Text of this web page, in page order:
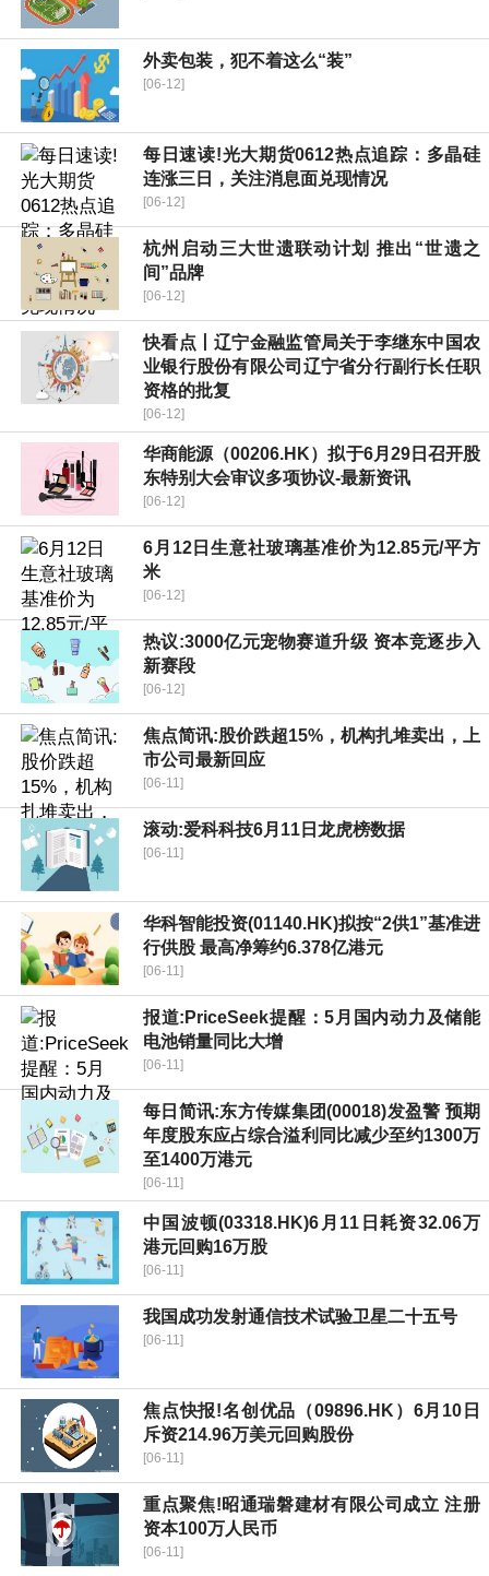
外卖包装，犯不着这么“装”
[06-12]
每日速读!光大期货0612热点追踪：多晶硅
连涨三日，关注消息面兑现情况
[06-12]
杭州启动三大世遗联动计划 推出“世遗之
间”品牌
[06-12]
快看点丨辽宁金融监管局关于李继东中国农
业银行股份有限公司辽宁省分行副行长任职
资格的批复
[06-12]
华商能源（00206.HK）拟于6月29日召开股
东特别大会审议多项协议-最新资讯
[06-12]
6月12日生意社玻璃基准价为12.85元/平方
米
[06-12]
热议:3000亿元宠物赛道升级 资本竞逐步入
新赛段
[06-12]
焦点简讯:股价跌超15%，机构扎堆卖出，上
市公司最新回应
[06-11]
滚动:爱科科技6月11日龙虎榜数据
[06-11]
华科智能投资(01140.HK)拟按“2供1”基准进
行供股 最高净筹约6.378亿港元
[06-11]
报道:PriceSeek提醒：5月国内动力及储能
电池销量同比大增
[06-11]
每日简讯:东方传媒集团(00018)发盈警 预期
年度股东应占综合溢利同比减少至约1300万
至1400万港元
[06-11]
中国波顿(03318.HK)6月11日耗资32.06万
港元回购16万股
[06-11]
我国成功发射通信技术试验卫星二十五号
[06-11]
焦点快报!名创优品（09896.HK）6月10日
斥资214.96万美元回购股份
[06-11]
重点聚焦!昭通瑞磐建材有限公司成立 注册
资本100万人民币
[06-11]